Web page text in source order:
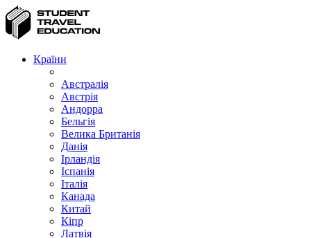
Країни
Австралія
Австрія
Андорра
Бельгія
Велика Британія
Данія
Ірландія
Іспанія
Італія
Канада
Китай
Кіпр
Латвія